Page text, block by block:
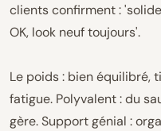
clients confirment :
OK, look neuf toujours'.
Le poids : bien équilibré,
fatigue. Polyvalent : du
gère. Support génial :